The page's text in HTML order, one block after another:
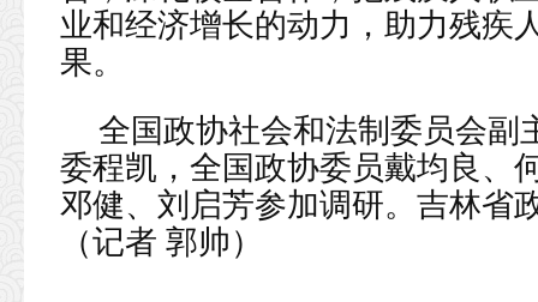
业和经济增长的动力，助力残疾
果。
全国政协社会和法制委员会副
委程凯，全国政协委员戴均良、
邓健、刘启芳参加调研。吉林省
（记者 郭帅）